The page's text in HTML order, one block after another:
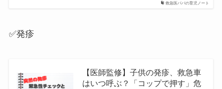
救急医パパの育児ノート
✅発疹
【医師監修】子供の発疹、救急車
はいつ呼ぶ？「コップで押す」危